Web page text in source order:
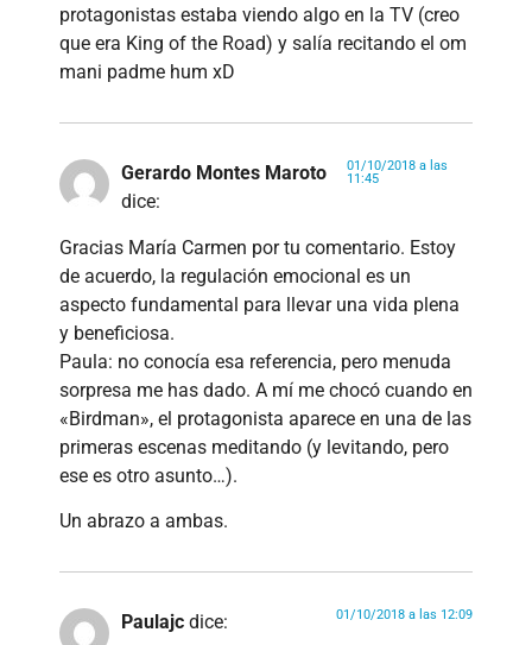
protagonistas estaba viendo algo en la TV (creo
que era King of the Road) y salía recitando el om
mani padme hum xD
Gerardo Montes Maroto
dice:
01/10/2018 a las
11:45
Gracias María Carmen por tu comentario. Estoy
de acuerdo, la regulación emocional es un
aspecto fundamental para llevar una vida plena
y beneficiosa.
Paula: no conocía esa referencia, pero menuda
sorpresa me has dado. A mí me chocó cuando en
«Birdman», el protagonista aparece en una de las
primeras escenas meditando (y levitando, pero
ese es otro asunto…).
Un abrazo a ambas.
Paulajc dice: 01/10/2018 a las 12:09